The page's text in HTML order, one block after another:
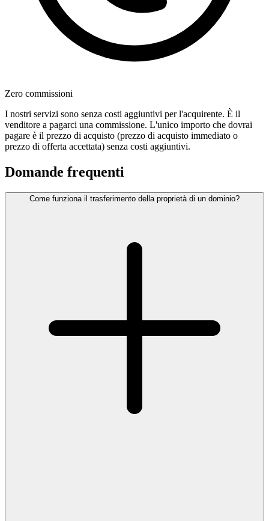
Zero commissioni
I nostri servizi sono senza costi aggiuntivi per l'acquirente. È il
venditore a pagarci una commissione. L'unico importo che dovrai
pagare è il prezzo di acquisto (prezzo di acquisto immediato o
prezzo di offerta accettata) senza costi aggiuntivi.
Domande frequenti
Come funziona il trasferimento della proprietà di un dominio?